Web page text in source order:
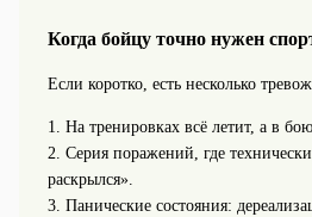
Когда бойцу точно нужен
Если коротко, есть несколько
1. На тренировках всё летит, а в
2. Серия поражений, где
раскрылся».
3. Панические состояния: